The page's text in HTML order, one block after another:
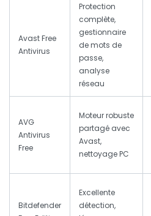
Avast Free
Antivirus
Protection
complète,
gestionnaire
de mots de
passe,
analyse
réseau
AVG
Antivirus
Free
Moteur robuste
partagé avec
Avast,
nettoyage PC
Bitdefender
Excellente
détection,